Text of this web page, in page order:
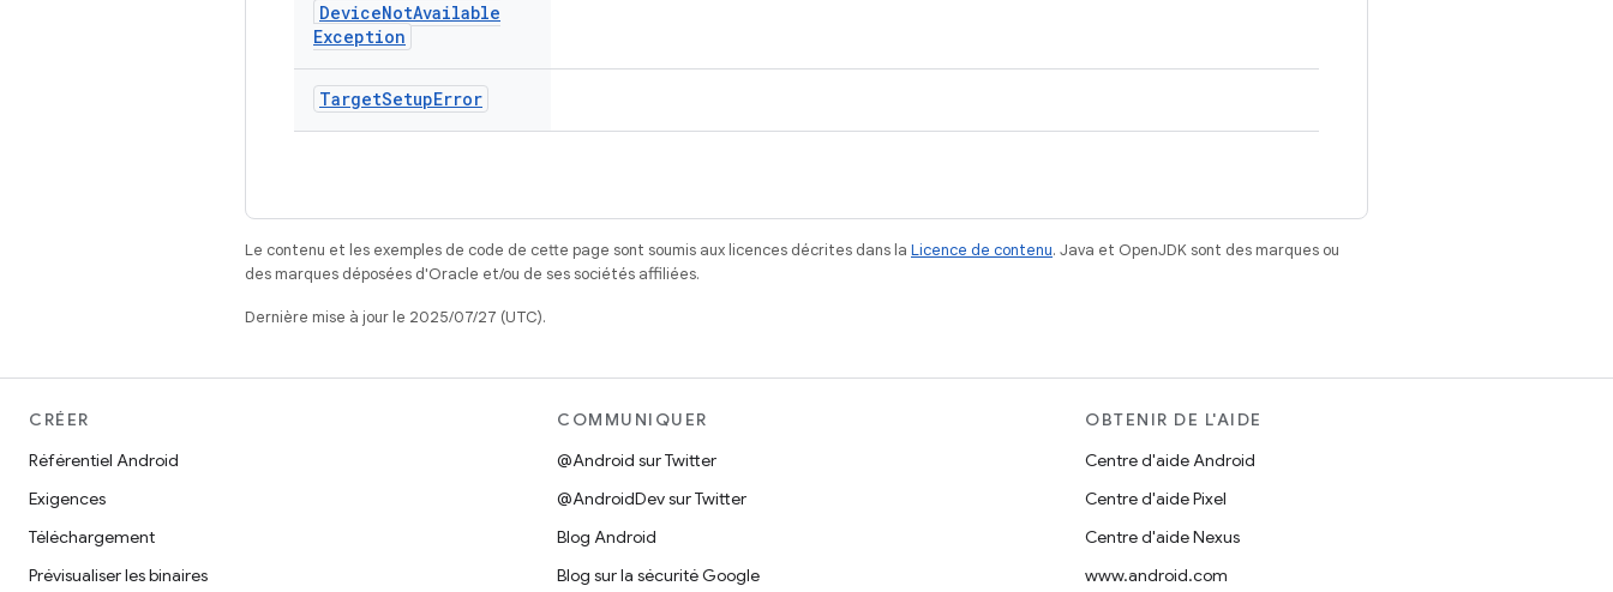
DeviceNotAvailable
Exception
TargetSetupError
Le contenu et les exemples de code de cette page sont soumis aux licences décrites dans la Licence de contenu. Java et OpenJDK sont des marques ou
des marques déposées d'Oracle et/ou de ses sociétés affiliées.
Dernière mise à jour le 2025/07/27 (UTC).
CRÉER
Référentiel Android
Exigences
Téléchargement
Prévisualiser les binaires
COMMUNIQUER
@Android sur Twitter
@AndroidDev sur Twitter
Blog Android
Blog sur la sécurité Google
OBTENIR DE L'AIDE
Centre d'aide Android
Centre d'aide Pixel
Centre d'aide Nexus
www.android.com